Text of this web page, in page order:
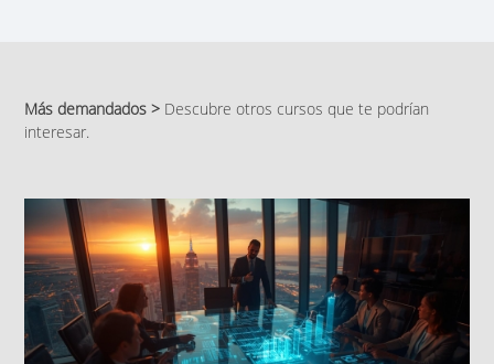
Más demandados > Descubre otros cursos que te podrían
interesar.